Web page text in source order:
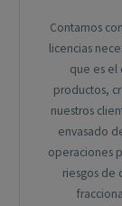
Contamos
licencias
que es el
productos,
nuestros
envasado
operaciones
riesgos de